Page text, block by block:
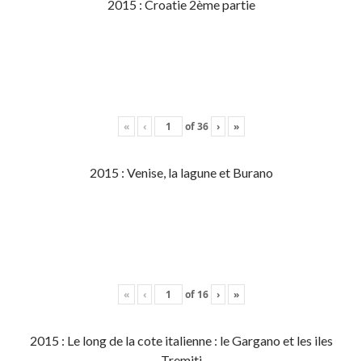
2015 : Croatie 2ème partie
« ‹ of36 › »
2015 : Venise, la lagune et Burano
« ‹ of 16 › »
2015 : Le long de la cote italienne : le Gargano et les iles